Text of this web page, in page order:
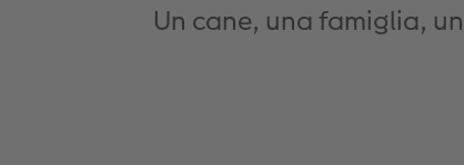
Un cane, una famiglia,